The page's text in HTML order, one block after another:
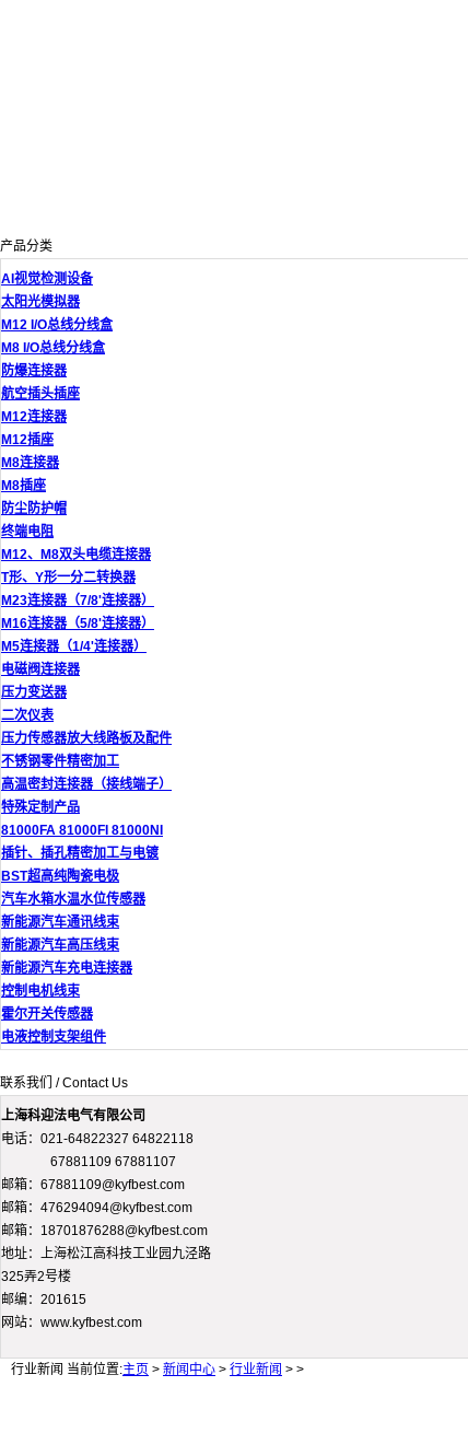
产品分类
AI视觉检测设备
太阳光模拟器
M12 I/O总线分线盒
M8 I/O总线分线盒
防爆连接器
航空插头插座
M12连接器
M12插座
M8连接器
M8插座
防尘防护帽
终端电阻
M12、M8双头电缆连接器
T形、Y形一分二转换器
M23连接器（7/8'连接器）
M16连接器（5/8'连接器）
M5连接器（1/4'连接器）
电磁阀连接器
压力变送器
二次仪表
压力传感器放大线路板及配件
不锈钢零件精密加工
高温密封连接器（接线端子）
特殊定制产品
81000FA 81000FI 81000NI
插针、插孔精密加工与电镀
BST超高纯陶瓷电极
汽车水箱水温水位传感器
新能源汽车通讯线束
新能源汽车高压线束
新能源汽车充电连接器
控制电机线束
霍尔开关传感器
电液控制支架组件
联系我们 / Contact Us
上海科迎法电气有限公司
电话：021-64822327 64822118
67881109 67881107
邮箱：67881109@kyfbest.com
邮箱：476294094@kyfbest.com
邮箱：18701876288@kyfbest.com
地址：上海松江高科技工业园九泾路
325弄2号楼
邮编：201615
网站：www.kyfbest.com
行业新闻 当前位置:主页 > 新闻中心 > 行业新闻 > >